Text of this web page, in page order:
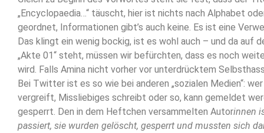
„Encyclopaedia…“ täuscht, hier ist nichts nach Alphabet
geordnet, Informationen gibt’s auch keine. Es ist eine
Das klingt ein wenig bockig, ist es wohl auch – und da auf
„Akte 01“ steht, müssen wir befürchten, dass es noch
wird. Falls Amina nicht vorher vor unterdrücktem
Bei Twitter ist es so wie bei anderen „sozialen Medien“:
vergreift, Missliebiges schreibt oder so, kann gemeldet
gesperrt. Den in dem Heftchen versammelten Autorinnen
passiert, sie wurden gelöscht, gesperrt und mussten sich